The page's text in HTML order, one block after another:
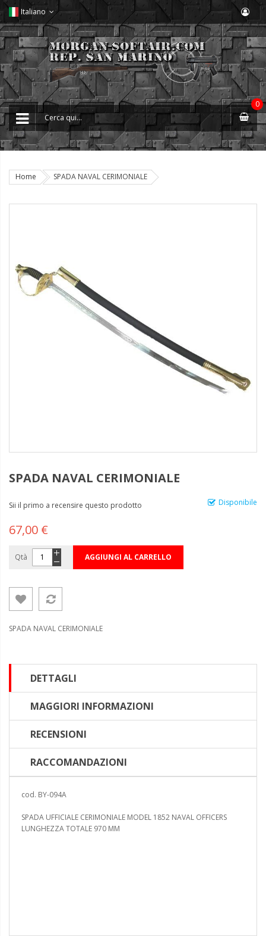
Italiano
0
Home SPADA NAVAL CERIMONIALE
SPADA NAVAL CERIMONIALE
Disponibile
Sii il primo a recensire questo prodotto
67,00 €
Qtà AGGIUNGI AL CARRELLO
SPADA NAVAL CERIMONIALE
DETTAGLI
MAGGIORI INFORMAZIONI
RECENSIONI
RACCOMANDAZIONI
cod. BY-094A
SPADA UFFICIALE CERIMONIALE MODEL 1852 NAVAL OFFICERS
LUNGHEZZA TOTALE 970 MM